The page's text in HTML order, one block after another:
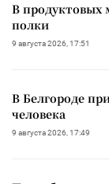
В продуктовых
полки
9 августа 2026, 17:51
В Белгороде
человека
9 августа 2026, 17:49